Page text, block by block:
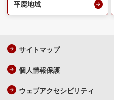
平鹿地域
サイトマップ
個人情報保護
ウェブアクセシビリティ